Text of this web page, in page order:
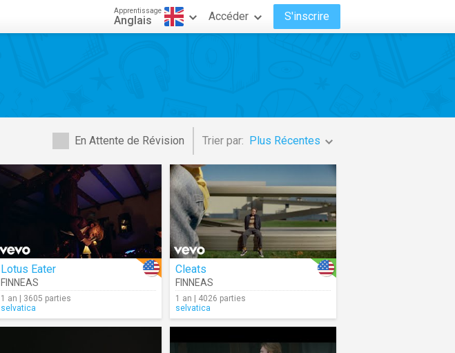
Apprentissage
Anglais Accéder S'inscrire
En Attente de Révision Trier par: Plus Récentes
Lotus Eater
FINNEAS
1 an | 3605 parties
selvatica
Cleats
FINNEAS
1 an | 4026 parties
selvatica